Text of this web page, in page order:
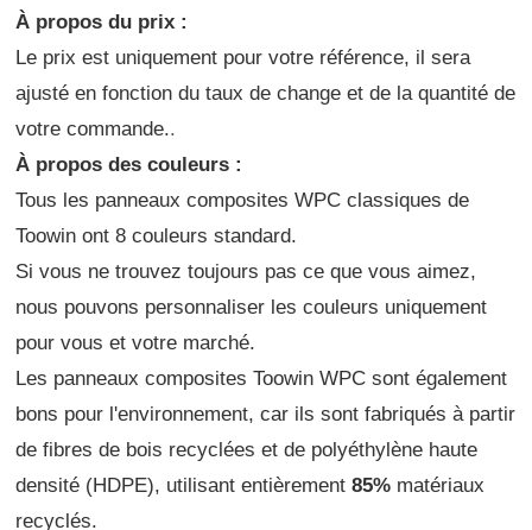
À propos du prix :
Le prix est uniquement pour votre référence, il sera
ajusté en fonction du taux de change et de la quantité de
votre commande..
À propos des couleurs :
Tous les panneaux composites WPC classiques de
Toowin ont 8 couleurs standard.
Si vous ne trouvez toujours pas ce que vous aimez,
nous pouvons personnaliser les couleurs uniquement
pour vous et votre marché.
Les panneaux composites Toowin WPC sont également
bons pour l'environnement, car ils sont fabriqués à partir
de fibres de bois recyclées et de polyéthylène haute
densité (HDPE), utilisant entièrement85% matériaux
recyclés.